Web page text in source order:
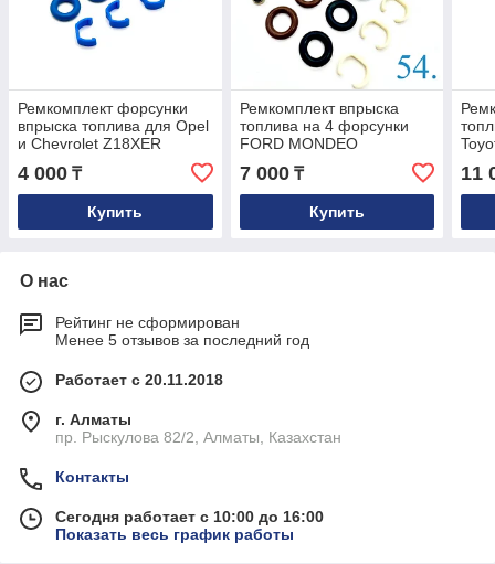
Ремкомплект форсунки
впрыска топлива для Opel
и Chevrolet Z18XER
55353806
4 000 ₸
Купить
Ремкомплект впрыска
топлива на 4 форсунки
FORD MONDEO
7 000₸
Купить
11
О нас
Рейтинг не сформирован
Менее 5 отзывов за последний год
Работает с 20.11.2018
г. Алматы
пр. Рыскулова 82/2, Алматы, Казахстан
Контакты
Сегодня работает с 10:00 до 16:00
Показать весь график работы